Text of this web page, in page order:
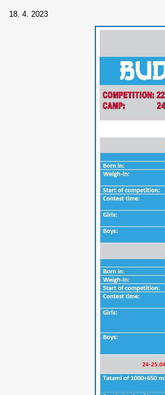
18. 4. 2023